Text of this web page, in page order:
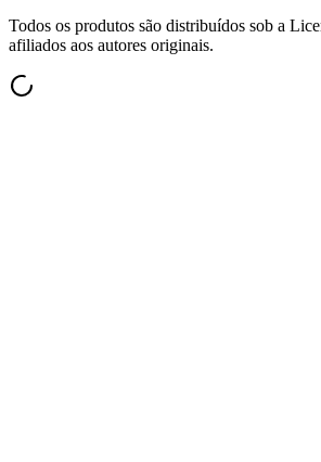
Todos os produtos são distribuídos sob a
afiliados aos autores originais.